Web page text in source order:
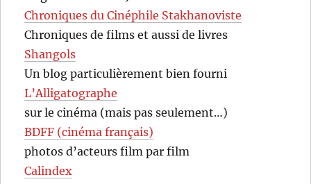
Chroniques du Cinéphile Stakhanoviste
Chroniques de films et aussi de livres
Shangols
Un blog particulièrement bien fourni
L’Alligatographe
sur le cinéma (mais pas seulement…)
BDFF (cinéma français)
photos d’acteurs film par film
Calindex